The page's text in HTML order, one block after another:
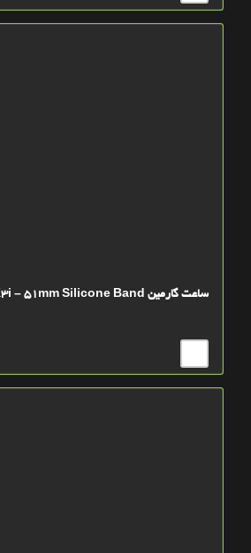
ساعت گارمین Descent MK3i – 51mm Silicone Band